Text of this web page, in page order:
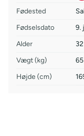
Fødested
Fødselsdato
9.
Alder
32
Vægt (kg)
65
Højde (cm)